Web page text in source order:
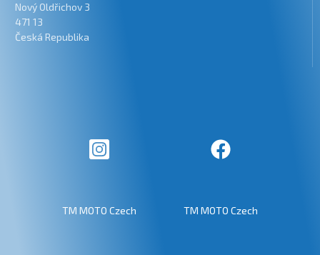
Nový Oldřichov 3
471 13
Česká Republika
TM MOTO Czech TM MOTO Czech